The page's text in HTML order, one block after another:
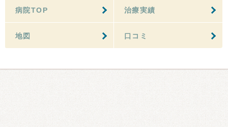
病院TOP 治療実績
地図 口コミ